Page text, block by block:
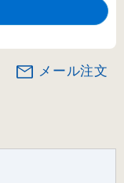
メール注文